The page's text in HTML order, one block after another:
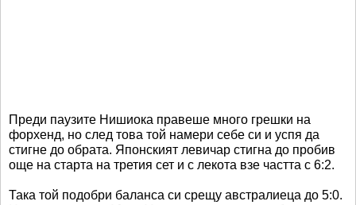
Преди паузите Нишиока правеше много грешки на
форхенд, но след това той намери себе си и успя да
стигне до обрата. Японският левичар стигна до пробив
още на старта на третия сет и с лекота взе частта с 6:2.
Така той подобри баланса си срещу австралиеца до 5:0.